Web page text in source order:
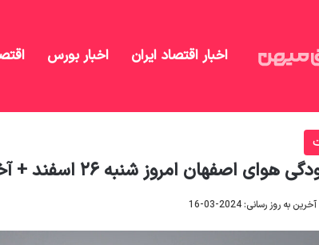
اخبار اقتصاد ایران اخبار بورس
اصفهان امروز شنبه ۲۶ اسفند + آخرین وضعیت
آخرین به روز رسانی: 2024-03-16